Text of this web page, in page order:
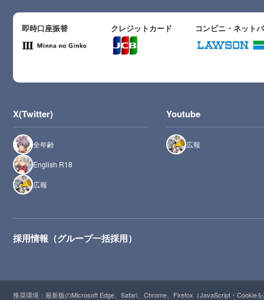
即時口座振替 クレジットカード コンビニ・ネット
X(Twitter)
全年齢
English R18
広報
Youtube
広報
採用情報（グループ一括採用）
推奨環境：最新版のMicrosoft Edge、Safari、Chrome、Firefox（JavaScript・Cookie